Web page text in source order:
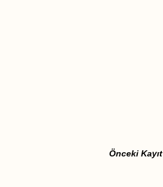
Önceki Kayıt